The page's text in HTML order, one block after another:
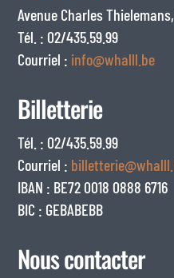
Avenue Charles
Tél. : 02/435.59.99
Courriel : info@whalll.be
Billetterie
Tél. : 02/435.59.99
Courriel :
IBAN : BE72 0018 0888 6716
BIC : GEBABEBB
Nous contacter